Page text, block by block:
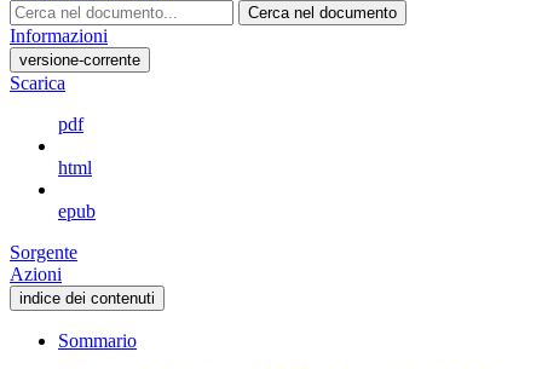
Cerca nel documento
Informazioni
versione-corrente
Scarica
pdf
html
epub
Sorgente
Azioni
indice dei contenuti
Sommario